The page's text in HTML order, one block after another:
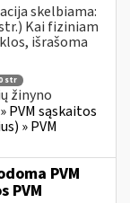
skelbiama:
Kai fiziniam
išrašoma
str
žinyno
PVM sąskaitos
» PVM
PVM
PVM